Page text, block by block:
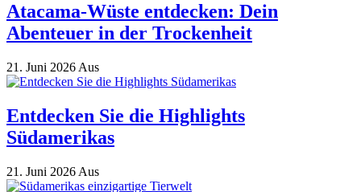
Atacama-Wüste entdecken: Dein
Abenteuer in der Trockenheit
21. Juni 2026 Aus
Entdecken Sie die Highlights
Südamerikas
21. Juni 2026 Aus